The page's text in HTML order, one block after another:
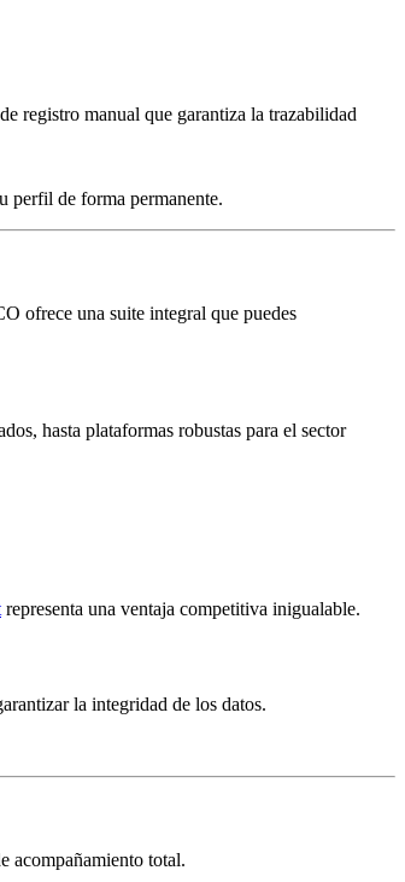
registro manual que garantiza la trazabilidad
perfil de forma permanente.
ofrece una suite integral que puedes
hasta plataformas robustas para el sector
representa una ventaja competitiva inigualable.
la integridad de los datos.
acompañamiento total.